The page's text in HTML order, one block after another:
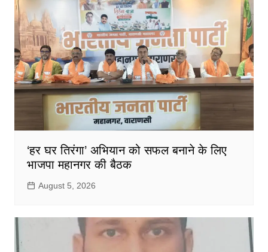
‘हर घर तिरंगा’ अभियान को सफल बनाने के लिए
भाजपा महानगर की बैठक
August 5, 2026